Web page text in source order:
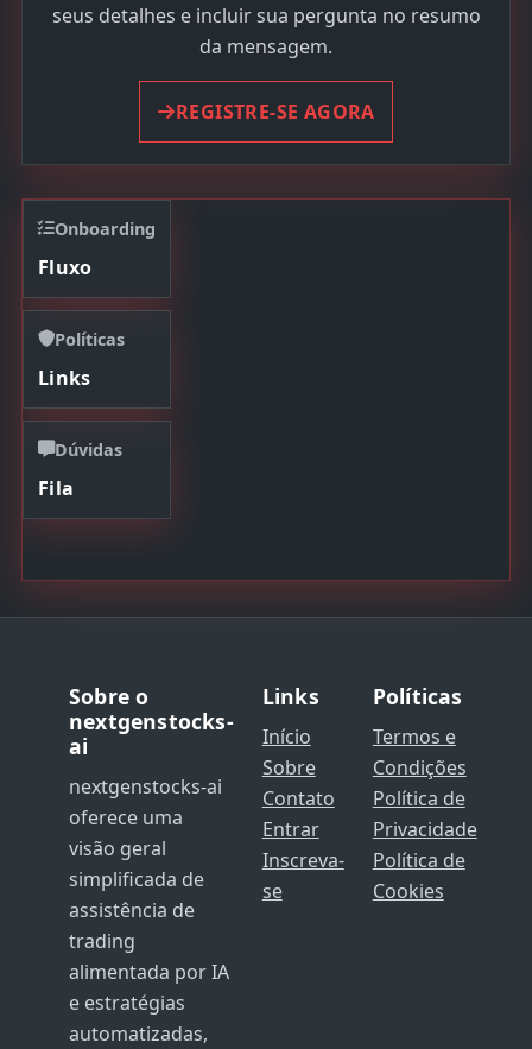
seus detalhes e incluir sua pergunta no resumo
da mensagem.
REGISTRE-SE AGORA
Onboarding
Fluxo
Políticas
Links
Dúvidas
Fila
Sobre o
nextgenstocks-
ai
nextgenstocks-ai
oferece uma
visão geral
simplificada de
assistência de
trading
alimentada por IA
e estratégias
automatizadas,
Links
Início
Sobre
Contato
Entrar
Inscreva-
se
Políticas
Termos e
Condições
Política de
Privacidade
Política de
Cookies